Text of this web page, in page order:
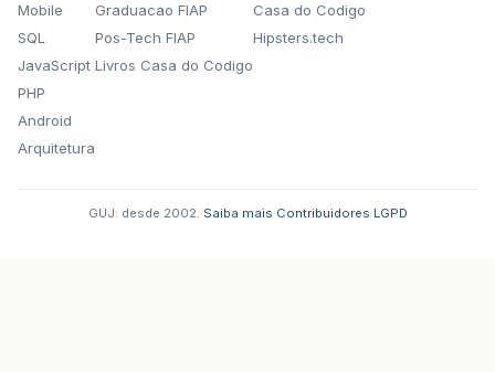
Mobile
SQL
JavaScript
PHP
Android
Arquitetura
Graduacao FIAP
Pos-Tech FIAP
Livros Casa do Codigo
Casa do Codigo
Hipsters.tech
GUJ: desde 2002. Saiba mais Contribuidores LGPD